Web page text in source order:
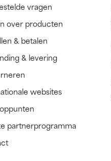
vragen
over producten
& betalen
& levering
websites
partnerprogramma